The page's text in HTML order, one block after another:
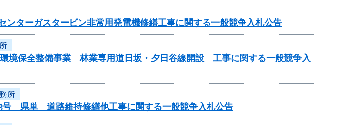
ンターガスタービン非常用発電機修繕工事に関する一般競争入札公告
境保全整備事業 林業専用道日坂・夕日谷線開設 工事に関する一般競争入
所
号 県単 道路維持修繕他工事に関する一般競争入札公告